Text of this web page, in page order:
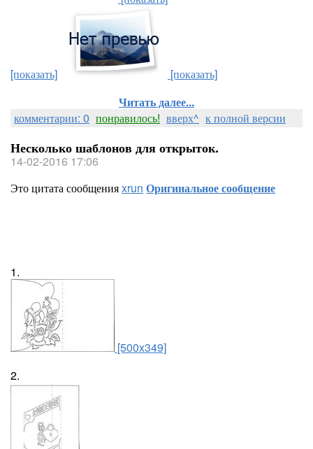
[показать]
[показать]
Читать далее...
комментарии: 0 понравилось! вверх^ к полной версии
Несколько шаблонов для открыток.
14-02-2016 17:06
Это цитата сообщенияxrun Оригинальное сообщение
1.
[500x349]
2.